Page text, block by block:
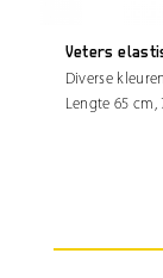
Veters
Diverse kleuren
Lengte 65 cm,